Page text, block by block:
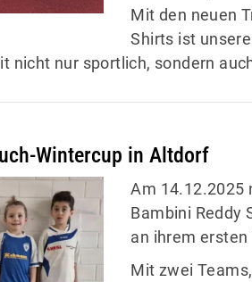
Mit den neuen
Shirts ist
nicht nur sportlich, sondern
Wintercup in Altdorf
Am 14.12.2025
Bambini Reddy
an ihrem ersten
Mit zwei